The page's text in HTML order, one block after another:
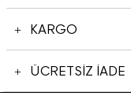
KARGO
ÜCRETSİZ İADE